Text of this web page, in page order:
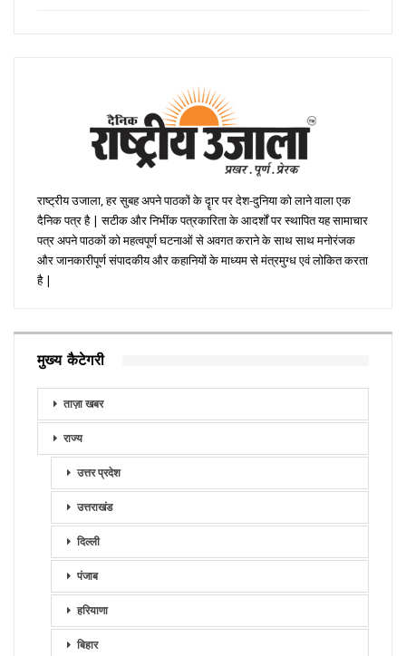
राष्ट्रीय उजाला, हर सुबह अपने पाठकों के दॄार पर देश-दुनिया को लाने वाला एक
दैनिक पत्र है | सटीक और निभींक पत्रकारिता के आदर्शों पर स्थापित यह सामाचार
पत्र अपने पाठकों को महत्वपूर्ण घटनाओं से अवगत कराने के साथ साथ मनोरंजक
और जानकारीपूर्ण संपादकीय और कहानियों के माध्यम से मंत्रमुग्ध एवं लोकित करता
है |
मुख्य कैटेगरी
ताज़ा खबर
राज्य
उत्तर प्रदेश
उत्तराखंड
दिल्ली
पंजाब
हरियाणा
बिहार